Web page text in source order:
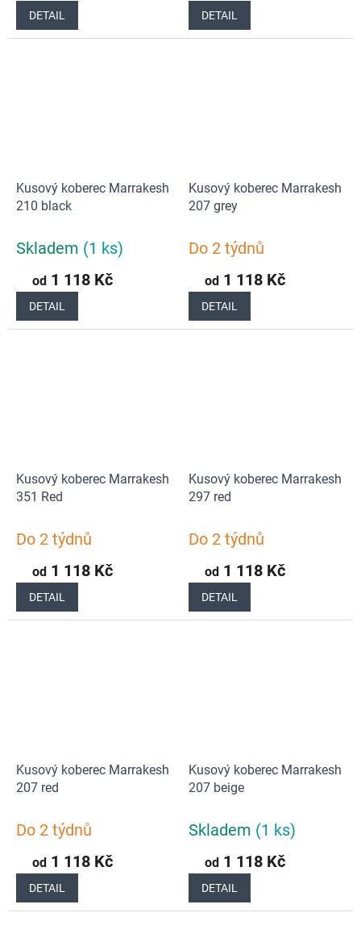
DETAIL DETAIL
Kusový koberec Marrakesh
210 black
Skladem (1 ks)
od 1 118 Kč
DETAIL
Kusový koberec Marrakesh
207 grey
Do 2 týdnů
od 1 118 Kč
DETAIL
Kusový koberec Marrakesh
351 Red
Do 2 týdnů
od 1 118 Kč
DETAIL
Kusový koberec Marrakesh
297 red
Do 2 týdnů
od 1 118 Kč
DETAIL
Kusový koberec Marrakesh
207 red
Do 2 týdnů
od 1 118 Kč
DETAIL
Kusový koberec Marrakesh
207 beige
Skladem (1 ks)
od 1 118 Kč
DETAIL